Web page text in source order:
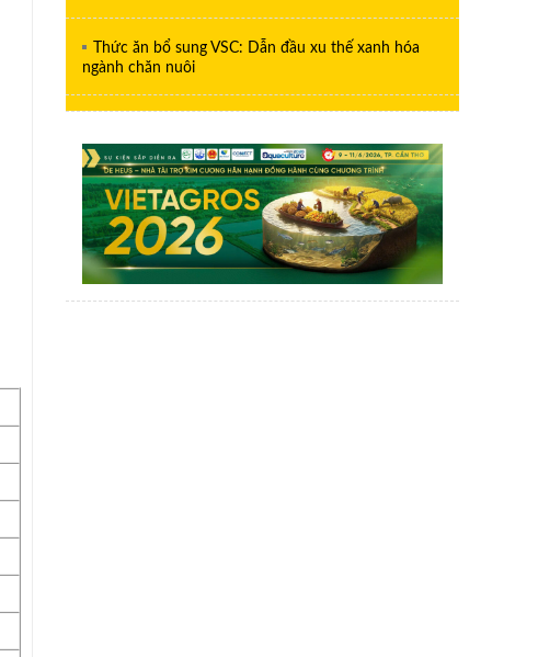
Thức ăn bổ sung VSC: Dẫn đầu xu thế xanh hóa
ngành chăn nuôi